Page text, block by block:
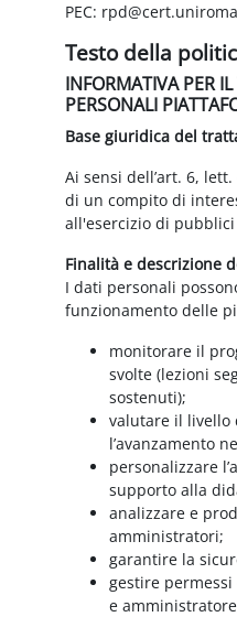
PEC:
Testo della
INFORMATIVA PER
PERSONALI
Base giuridica del
Ai sensi dell’art. 6,
di un compito di
all'esercizio di
Finalità e descrizione
I dati personali
funzionamento delle
monitorare il
svolte (lezioni
sostenuti);
valutare il livello
l’avanzamento
personalizzare
supporto alla
analizzare e
amministratori;
garantire la
gestire
e